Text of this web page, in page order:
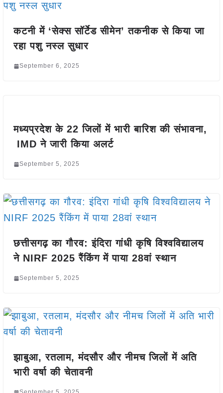
कटनी में ‘सेक्स सॉर्टेड सीमेन’ तकनीक से किया जा
रहा पशु नस्ल सुधार
September 6, 2025
मध्यप्रदेश के 22 जिलों में भारी बारिश की संभावना,
IMD ने जारी किया अलर्ट
September 5, 2025
छत्तीसगढ़ का गौरव: इंदिरा गांधी कृषि विश्वविद्यालय
ने NIRF 2025 रैंकिंग में पाया 28वां स्थान
September 5, 2025
झाबुआ, रतलाम, मंदसौर और नीमच जिलों में अति
भारी वर्षा की चेतावनी